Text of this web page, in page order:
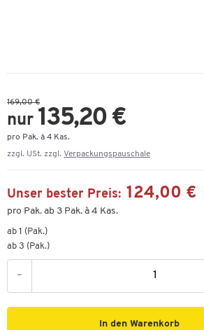
169,00 €
nur 135,20 €
pro Pak. à 4 Kas.
zzgl. USt. zzgl. Verpackungspauschale
Unser bester Preis: 124,00 €
pro Pak. ab 3 Pak. à 4 Kas.
ab 1 (Pak.)
ab 3 (Pak.)
-
In den Warenkorb